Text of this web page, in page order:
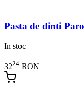
Pasta de dinti
In stoc
3224 RON